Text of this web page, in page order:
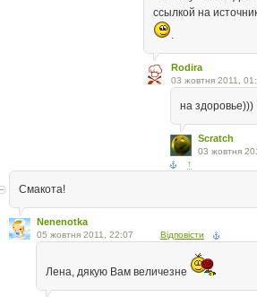
ссылкой на
.
Rodira
03 жовтня 2011,
на здоровье)))
Scratch
03 жовтня
↑
Смакота!
Nenenotka
05 жовтня 2011, 22:07 Відповісти
Лена, дякую Вам величезне